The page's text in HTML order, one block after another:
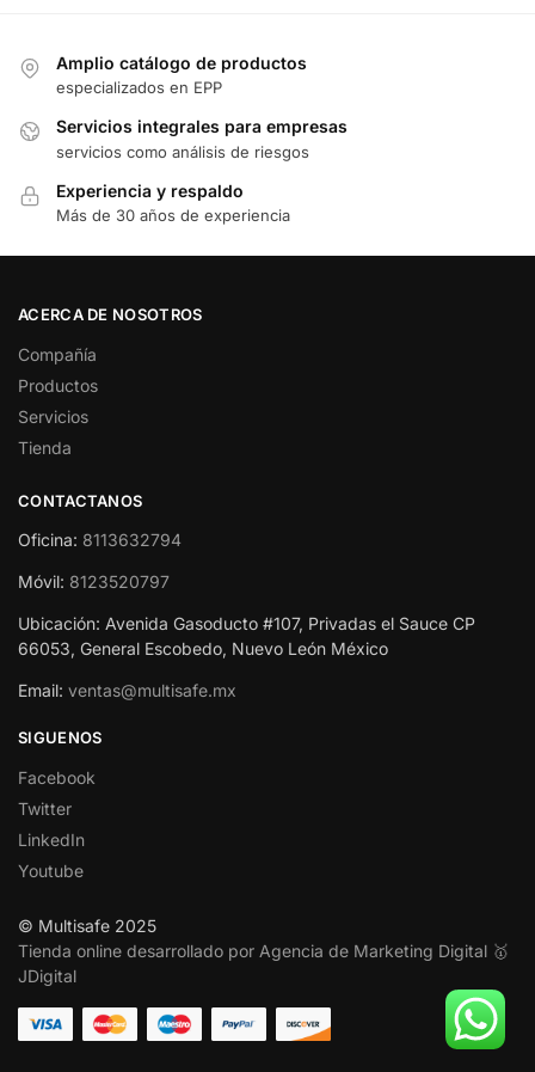
Amplio catálogo de productos
especializados en EPP
Servicios integrales para empresas
servicios como análisis de riesgos
Experiencia y respaldo
Más de 30 años de experiencia
ACERCA DE NOSOTROS
Compañía
Productos
Servicios
Tienda
CONTACTANOS
Oficina: 8113632794
Móvil: 8123520797
Ubicación: Avenida Gasoducto #107, Privadas el Sauce CP
66053, General Escobedo, Nuevo León México
Email: ventas@multisafe.mx
SIGUENOS
Facebook
Twitter
LinkedIn
Youtube
© Multisafe 2025
Tienda online desarrollado por Agencia de Marketing Digital 🥇
JDigital